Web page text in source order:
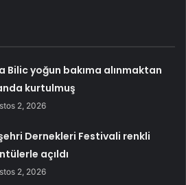
Bilic yoğun bakıma alınmaktan
kurtulmuş
2, 2026
Dernekleri Festivali renkli
açıldı
2, 2026